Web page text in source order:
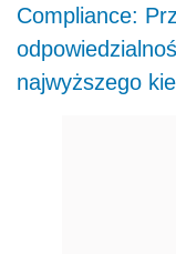
Compliance:
najwyższego